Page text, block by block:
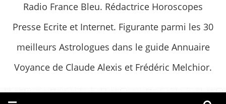
Radio France Bleu. Rédactrice Horoscopes
Presse Ecrite et Internet. Figurante parmi les 30
meilleurs Astrologues dans le guide Annuaire
Voyance de Claude Alexis et Frédéric Melchior.